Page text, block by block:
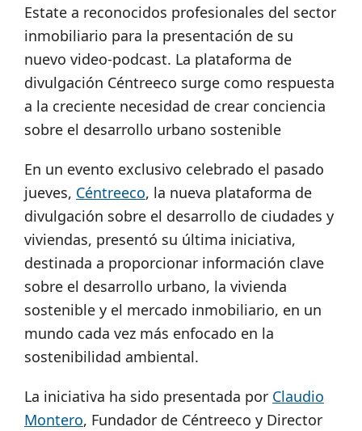
Estate a reconocidos profesionales del sector
inmobiliario para la presentación de su
nuevo video-podcast. La plataforma de
divulgación Céntreeco surge como respuesta
a la creciente necesidad de crear conciencia
sobre el desarrollo urbano sostenible
En un evento exclusivo celebrado el pasado
jueves, Céntreeco, la nueva plataforma de
divulgación sobre el desarrollo de ciudades y
viviendas, presentó su última iniciativa,
destinada a proporcionar información clave
sobre el desarrollo urbano, la vivienda
sostenible y el mercado inmobiliario, en un
mundo cada vez más enfocado en la
sostenibilidad ambiental.
La iniciativa ha sido presentada por Claudio
Montero, Fundador de Céntreeco y Director